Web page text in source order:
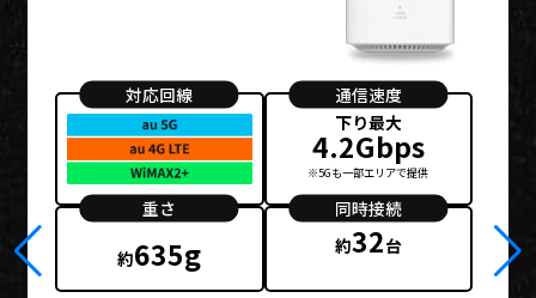
対応回線
通信速度
下り最大
4.2Gbps
※5Gも一部エリアで提供
重さ
約635g
同時接続
約32台